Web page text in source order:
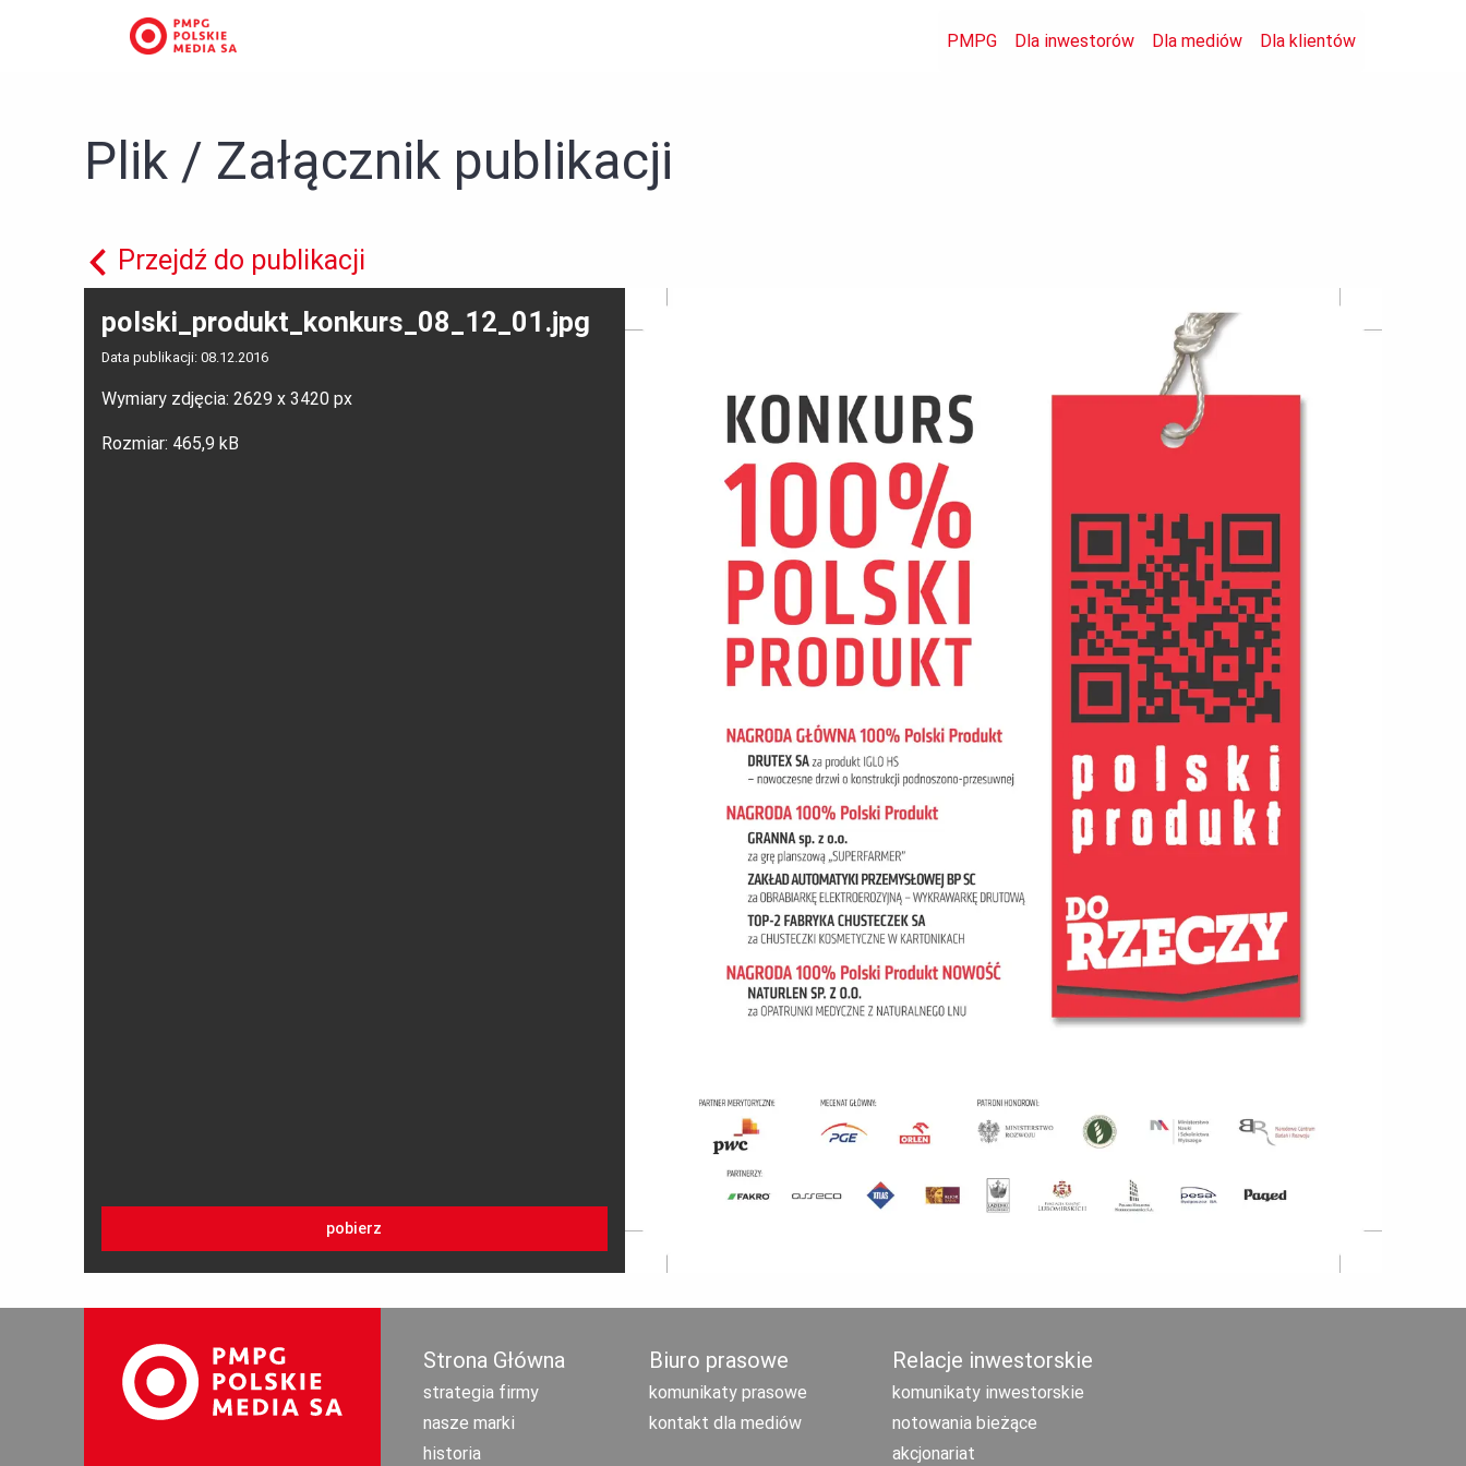
PMPG Dla inwestorów Dla mediów Dla klientów
Plik / Załącznik publikacji
Przejdź do publikacji
polski_produkt_konkurs_08_12_01.jpg
Data publikacji: 08.12.2016
Wymiary zdjęcia: 2629 x 3420 px
Rozmiar: 465,9 kB
pobierz
Strona Główna
strategia firmy
nasze marki
historia
Biuro prasowe
komunikaty prasowe
kontakt dla mediów
Relacje inwestorskie
komunikaty inwestorskie
notowania bieżące
akcjonariat